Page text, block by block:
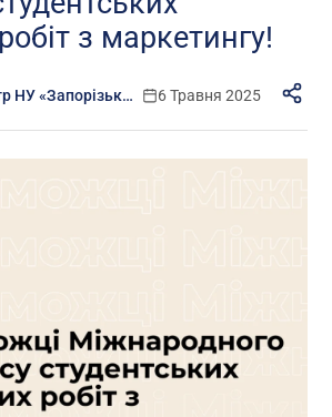
з маркетингу!
Іміджевий центр НУ «Запорізька політехніка» 6 Травня 2025